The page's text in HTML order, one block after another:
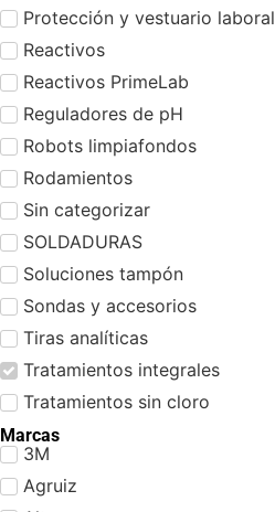
Protección y vestuario laboral
Reactivos
Reactivos PrimeLab
Reguladores de pH
Robots limpiafondos
Rodamientos
Sin categorizar
SOLDADURAS
Soluciones tampón
Sondas y accesorios
Tiras analíticas
Tratamientos integrales
Tratamientos sin cloro
Marcas
3M
Agruiz